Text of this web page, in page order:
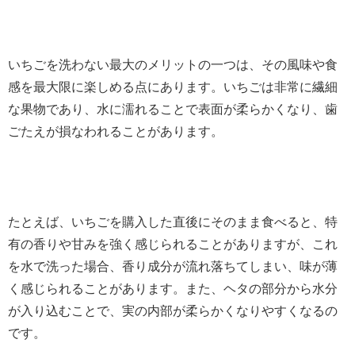
いちごを洗わない最大のメリットの一つは、その風味や食
感を最大限に楽しめる点にあります。いちごは非常に繊細
な果物であり、水に濡れることで表面が柔らかくなり、歯
ごたえが損なわれることがあります。
たとえば、いちごを購入した直後にそのまま食べると、特
有の香りや甘みを強く感じられることがありますが、これ
を水で洗った場合、香り成分が流れ落ちてしまい、味が薄
く感じられることがあります。また、ヘタの部分から水分
が入り込むことで、実の内部が柔らかくなりやすくなるの
です。